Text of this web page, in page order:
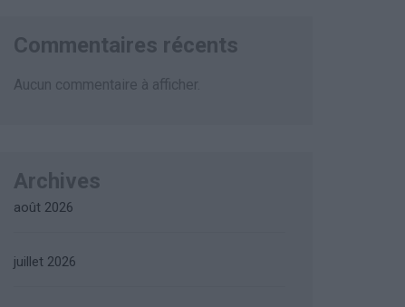
Commentaires récents
Aucun commentaire à afficher.
Archives
août 2026
juillet 2026